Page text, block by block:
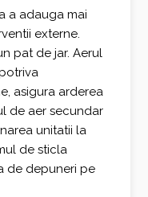
a adauga mai
externe.
pat de jar. Aerul
asigura arderea
de aer secundar
unitatii la
de sticla
de depuneri pe